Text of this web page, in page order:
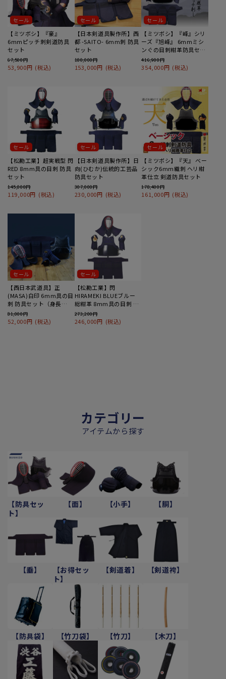
セール
【ミツボシ】『豪』
6mmピッチ刺剣道防具
セット
67,500円
53,900円 (税込)
セール
【日本剣道具製作所】西
都 -SAITO- 6mm刺 防具
セット
180,000円
153,000円 (税込)
セール
【ミツボシ】『峰』シリ
ーズ『旭峰』 6mmミシ
ンぐの目刺紺革防具セッ
ト
416,900円
354,000円 (税込)
セール
【松勘工業】超実戦型 閃
RED 8mm具の目刺 防具
セット
145,000円
119,000円 (税込)
セール
【日本剣道具製作所】日
向(ひむか)伝統的工芸品
防具セット
307,000円
230,000円 (税込)
セール
【ミツボシ】『天』 ベー
シック6mm織刺 ヘリ紺
革仕立 剣道防具セット
178,400円
161,000円 (税込)
セール
【西日本武道具】正
(MASA)白印 6mm具の目
刺 防具セット（身長
150cm～）
81,000円
52,000円 (税込)
セール
【松勘工業】閃
HIRAMEKI BLUEブルー
総紺革 8mm具の目刺 防
具セット
273,200円
246,000円 (税込)
カテゴリー
アイテムから探す
【防具セッ
ト】
【面】 【小手】 【胴】
【垂】
【お得セッ
ト】
【剣道着】 【剣道袴】
【防具袋】 【竹刀袋】 【竹刀】 【木刀】